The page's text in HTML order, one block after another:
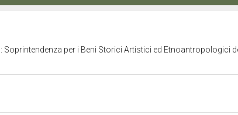
Soprintendenza per i Beni Storici Artistici ed Etnoantropologici